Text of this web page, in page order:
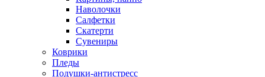
Наволочки
Салфетки
Скатерти
Сувениры
Коврики
Пледы
Подушки-антистресс